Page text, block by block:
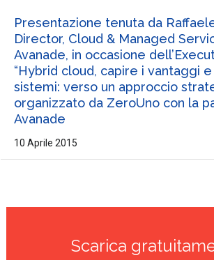
Presentazione tenuta da
Director, Cloud & Managed
Avanade, in occasione
“Hybrid cloud, capire i vantaggi
sistemi: verso un approccio
organizzato da ZeroUno con la
Avanade
10 Aprile 2015
Scarica